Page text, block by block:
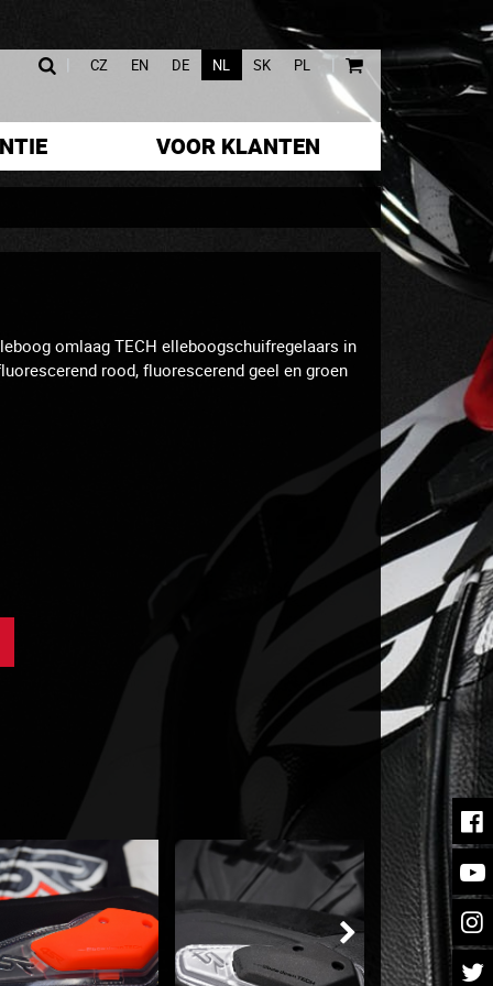
| CZ EN DE NL SK PL |
VOOR KLANTEN
omlaag TECH elleboogschuifregelaars in
rood, fluorescerend geel en groen